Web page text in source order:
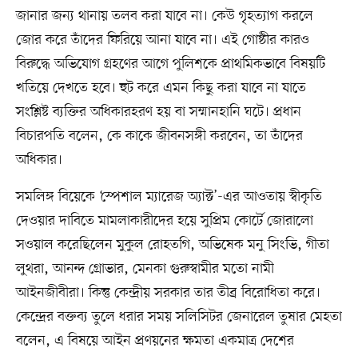
জানার জন্য থানায় তলব করা যাবে না। কেউ গৃহত্যাগ করলে
জোর করে তাঁদের ফিরিয়ে আনা যাবে না। এই গোষ্ঠীর কারও
বিরুদ্ধে অভিযোগ গ্রহণের আগে পুলিশকে প্রাথমিকভাবে বিষয়টি
খতিয়ে দেখতে হবে। হুট করে এমন কিছু করা যাবে না যাতে
সংশ্লিষ্ট ব্যক্তির অধিকারহরণ হয় বা সম্মানহানি ঘটে। প্রধান
বিচারপতি বলেন, কে কাকে জীবনসঙ্গী করবেন, তা তাঁদের
অধিকার।
সমলিঙ্গ বিয়েকে ‘স্পেশাল ম্যারেজ অ্যাক্ট’-এর আওতায় স্বীকৃতি
দেওয়ার দাবিতে মামলাকারীদের হয়ে সুপ্রিম কোর্টে জোরালো
সওয়াল করেছিলেন মুকুল রোহতগি, অভিষেক মনু সিংভি, গীতা
লুথরা, আনন্দ গ্রোভার, মেনকা গুরুস্বামীর মতো নামী
আইনজীবীরা। কিন্তু কেন্দ্রীয় সরকার তার তীব্র বিরোধিতা করে।
কেন্দ্রের বক্তব্য তুলে ধরার সময় সলিসিটর জেনারেল তুষার মেহতা
বলেন, এ বিষয়ে আইন প্রণয়নের ক্ষমতা একমাত্র দেশের